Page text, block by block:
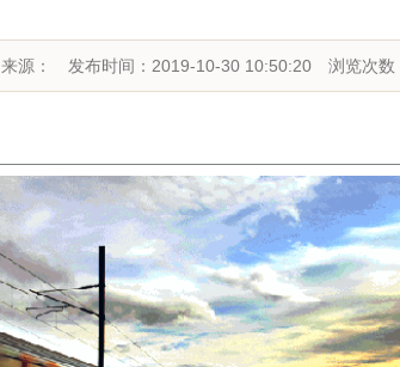
来源： 发布时间：2019-10-30 10:50:20 浏览次数